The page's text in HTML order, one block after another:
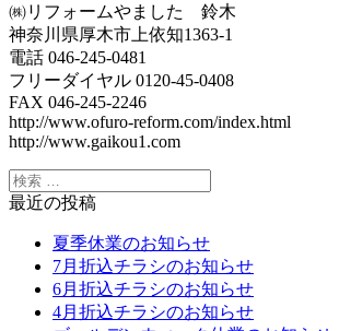
㈱リフォームやました 鈴木
神奈川県厚木市上依知1363-1
電話 046-245-0481
フリーダイヤル 0120-45-0408
FAX 046-245-2246
http://www.ofuro-reform.com/index.html
http://www.gaikou1.com
最近の投稿
夏季休業のお知らせ
7月折込チラシのお知らせ
6月折込チラシのお知らせ
4月折込チラシのお知らせ